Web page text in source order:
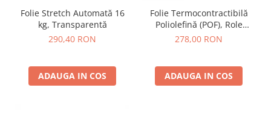
Folie Stretch Automată 16
kg, Transparentă
290,40 RON
ADAUGA IN COS
Folie Termocontractibilă
Poliolefină (POF), Role
Diverse Lățimi și Grosimi
278,00 RON
ADAUGA IN COS